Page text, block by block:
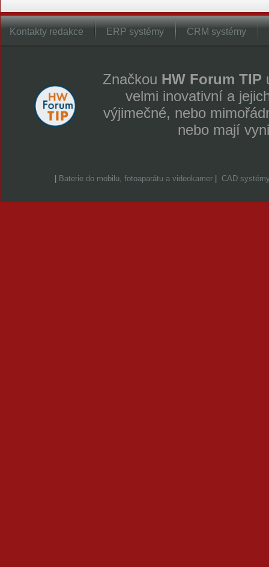
Kontakty redakce ERP systémy CRM systémy
Značkou HW Forum TIP
velmi inovativní a
výjimečné, nebo
nebo mají
Baterie do mobilu, fotoaparátu a videokamer CAD